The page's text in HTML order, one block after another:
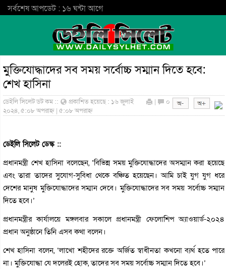
সর্বশেষ আপডেট : ১৬ ঘন্টা আগে
মুক্তিযোদ্ধাদের সব সময় সর্বোচ্চ সম্মান দিতে হবে:
শেখ হাসিনা
ডেইলি সিলেট ডট কম ::
প্রকাশিত হয়েছে : ১৬ জুলাই
২০২৪, ৫:০৮ অপরাহ্ন | ৫:০৮ অপরাহ্ন
| ০
ডেইলি সিলেট ডেস্ক ::
প্রধানমন্ত্রী শেখ হাসিনা বলেছেন, ‘বিভিন্ন সময় মুক্তিযোদ্ধাদের অসম্মান করা হয়েছে
এবং তারা তাদের সুযোগ-সুবিধা থেকে বঞ্চিত হয়েছেন। আমি চাই যুগ যুগ ধরে
দেশের মানুষ মুক্তিযোদ্ধাদের সম্মান দেবে। মুক্তিযোদ্ধাদের সব সময় সর্বোচ্চ সম্মান
দিতে হবে।’
প্রধানমন্ত্রীর কার্যালয়ে মঙ্গলবার সকালে প্রধানমন্ত্রী ফেলোশিপ অ্যাওয়ার্ড-২০২৪
প্রধান অনুষ্ঠানে তিনি এসব কথা বলেন।
শেখ হাসিনা বলেন, ‘লাখো শহীদের রক্তে অর্জিত স্বাধীনতা কখনো ব্যর্থ হতে পারে
না। মুক্তিযোদ্ধা যে দলেরই হোক, তাদের সব সময় সর্বোচ্চ সম্মান দিতে হবে।’